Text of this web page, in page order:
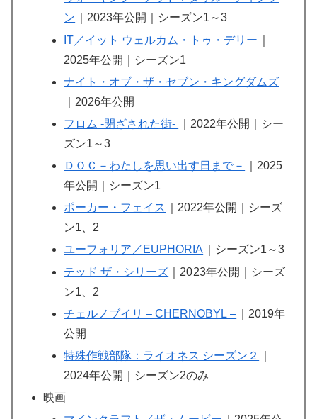
ン
｜2023年公開｜シーズン1～3
IT／イット ウェルカム・トゥ・デリー
2025年公開｜シーズン1
ナイト・オブ・ザ・セブン・キングダムズ
｜2026年公開
フロム -閉ざされた街-
｜2022年公開｜シー
ズン1～3
ＤＯＣ－わたしを思い出す日まで－
｜2025
年公開｜シーズン1
ポーカー・フェイス
｜2022年公開｜シーズ
ン1、2
ユーフォリア／EUPHORIA ｜シーズン1～3
テッド ザ・シリーズ ｜2023年公開｜シーズ
ン1、2
チェルノブイリ – CHERNOBYL – ｜2019年
公開
特殊作戦部隊：ライオネス シーズン２
2024年公開｜シーズン2のみ
映画